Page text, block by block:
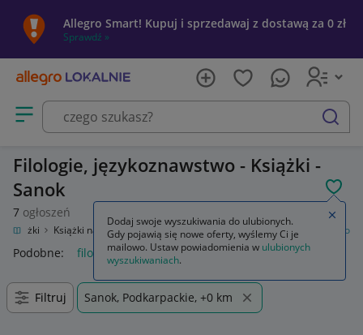
Allegro Smart! Kupuj i sprzedawaj z dostawą za 0 zł
Sprawdź »
Otwórz menu z kategoriami
szukaj
Filologie, językoznawstwo - Książki -
Sanok
7 ogłoszeń
Książki Książki naukowe i popularnonaukowe Filologie, językoznawstwo
Podobne: filologie językoznawstwo
Filtruj Sanok, Podkarpackie, +0 km
Dodaj swoje wyszukiwania do ulubionych.
Gdy pojawią się nowe oferty, wyślemy Ci je
mailowo. Ustaw powiadomienia w ulubionych
wyszukiwaniach.